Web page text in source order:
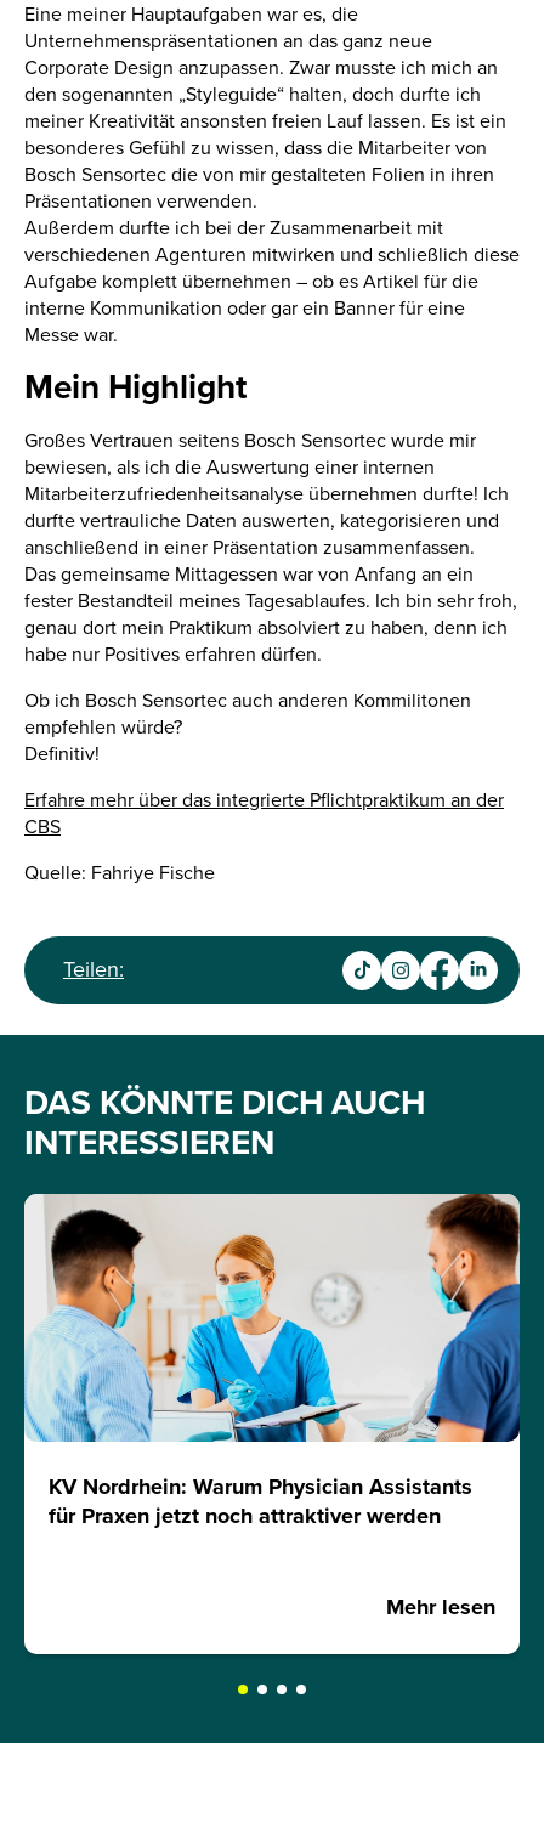
Eine meiner Hauptaufgaben war es, die
Unternehmenspräsentationen an das ganz neue
Corporate Design anzupassen. Zwar musste ich mich an
den sogenannten „Styleguide“ halten, doch durfte ich
meiner Kreativität ansonsten freien Lauf lassen. Es ist ein
besonderes Gefühl zu wissen, dass die Mitarbeiter von
Bosch Sensortec die von mir gestalteten Folien in ihren
Präsentationen verwenden.
Außerdem durfte ich bei der Zusammenarbeit mit
verschiedenen Agenturen mitwirken und schließlich diese
Aufgabe komplett übernehmen – ob es Artikel für die
interne Kommunikation oder gar ein Banner für eine
Messe war.
Mein Highlight
Großes Vertrauen seitens Bosch Sensortec wurde mir
bewiesen, als ich die Auswertung einer internen
Mitarbeiterzufriedenheitsanalyse übernehmen durfte! Ich
durfte vertrauliche Daten auswerten, kategorisieren und
anschließend in einer Präsentation zusammenfassen.
Das gemeinsame Mittagessen war von Anfang an ein
fester Bestandteil meines Tagesablaufes. Ich bin sehr froh,
genau dort mein Praktikum absolviert zu haben, denn ich
habe nur Positives erfahren dürfen.
Ob ich Bosch Sensortec auch anderen Kommilitonen
empfehlen würde?
Definitiv!
Erfahre mehr über das integrierte Pflichtpraktikum an der
CBS
Quelle: Fahriye Fische
Teilen:
DAS KÖNNTE DICH AUCH
INTERESSIEREN
KV Nordrhein: Warum Physician Assistants
für Praxen jetzt noch attraktiver werden
Mehr lesen